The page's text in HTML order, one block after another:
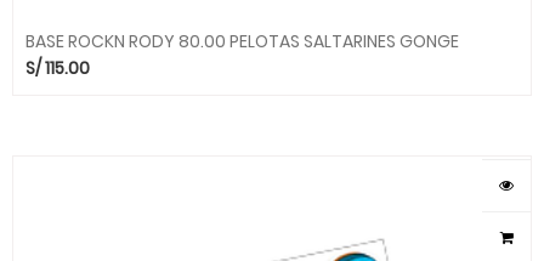
BASE ROCKN RODY 80.00 PELOTAS SALTARINES GONGE
S/115.00